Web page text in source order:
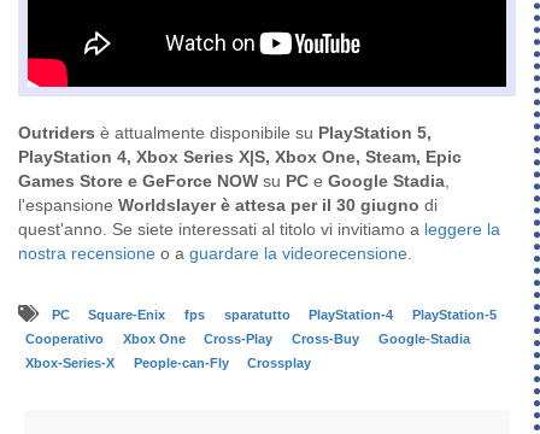
Outriders è attualmente disponibile su PlayStation 5,
PlayStation 4, Xbox Series X|S, Xbox One, Steam, Epic
Games Store e GeForce NOW su PC e Google Stadia,
l'espansione Worldslayer è attesa per il 30 giugno di
quest'anno. Se siete interessati al titolo vi invitiamo a leggere la
nostra recensione o a guardare la videorecensione.
PC Square-Enix fps sparatutto PlayStation-4
PlayStation-5
Cooperativo
Xbox One Cross-Play Cross-Buy
Google-Stadia
Xbox-Series-X
People-can-Fly Crossplay